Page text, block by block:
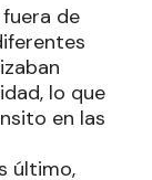
de
lo que
en las
último,